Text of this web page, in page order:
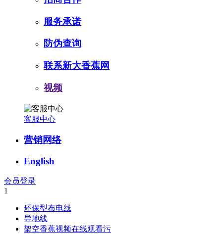
服务承诺
防伪查询
联系新大香蕉网
视频
客服中心
营销网络
English
会员登录
1
环保型布电线
导地线
架空香蕉视频在线观看污